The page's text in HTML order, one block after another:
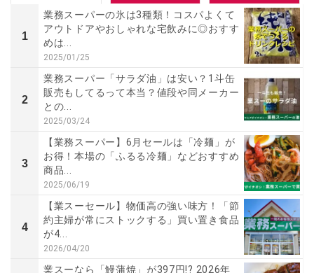
1
業務スーパーの氷は3種類！コスパよくて
アウトドアやおしゃれな宅飲みに◎おすす
めは...
2025/01/25
2
業務スーパー「サラダ油」は安い？1斗缶
販売もしてるって本当？値段や同メーカー
との...
2025/03/24
3
【業務スーパー】6月セールは「冷麺」が
お得！本場の「ふるる冷麺」などおすすめ
商品...
2025/06/19
4
【業スーセール】物価高の強い味方！「節
約主婦が常にストックする」買い置き食品
が4...
2026/04/20
業スーなら「鰻蒲焼」が397円!? 2026年